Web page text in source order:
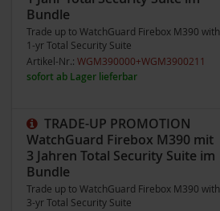
Bundle
Trade up to WatchGuard Firebox M390 with
1-yr Total Security Suite
Artikel-Nr.: WGM390000+WGM3900211
sofort ab Lager lieferbar
TRADE-UP PROMOTION
WatchGuard Firebox M390 mit
3 Jahren Total Security Suite im
Bundle
Trade up to WatchGuard Firebox M390 with
3-yr Total Security Suite